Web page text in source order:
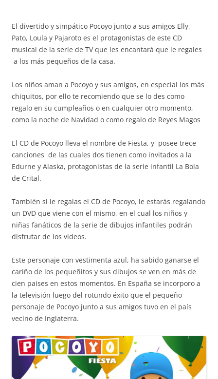
El divertido y simpático Pocoyo junto a sus amigos Elly,
Pato, Loula y Pajaroto es el protagonistas de este CD
musical de la serie de TV que les encantará que le regales
a los más pequeños de la casa.
Los niños aman a Pocoyo y sus amigos, en especial los más
chiquitos, por ello te recomiendo que se lo des como
regalo en su cumpleaños o en cualquier otro momento,
como la noche de Navidad o como regalo de Reyes Magos
El CD de Pocoyo lleva el nombre de Fiesta, y posee trece
canciones de las cuales dos tienen como invitados a la
Edurne y Alaska, protagonistas de la serie infantil La Bola
de Crital.
También si le regalas el CD de Pocoyo, le estarás regalando
un DVD que viene con el mismo, en el cual los niños y
niñas fanáticos de la serie de dibujos infantiles podrán
disfrutar de los videos.
Este personaje con vestimenta azul, ha sabido ganarse el
cariño de los pequeñitos y sus dibujos se ven en más de
cien paises en estos momentos. En España se incorporo a
la televisión luego del rotundo éxito que el pequeño
personaje de Pocoyo junto a sus amigos tuvo en el país
vecino de Inglaterra.